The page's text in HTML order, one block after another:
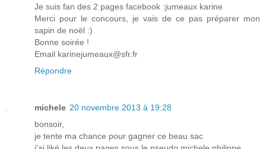
Je suis fan des 2 pages facebook :jumeaux karine
Merci pour le concours, je vais de ce pas préparer mon
sapin de noël :)
Bonne soirée !
Email karinejumeaux@sfr.fr
Répondre
michele 20 novembre 2013 à 19:28
bonsoir,
je tente ma chance pour gagner ce beau sac